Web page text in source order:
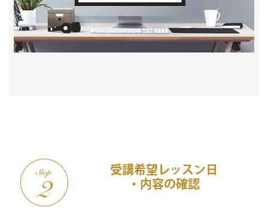
受講希望レッスン日
・内容の確認